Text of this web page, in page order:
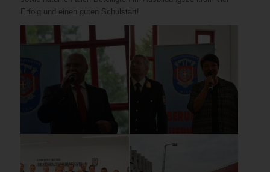
Erfolg und einen guten Schulstart!